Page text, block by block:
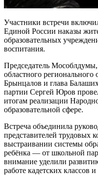
Участники встречи
Единой России наказы
образовательных
воспитания.
Председатель Мособлдумы,
областного
Брынцалов и глава
партии Сергей Юров
итогам реализации
образовательной сфере.
Встреча объединила
представителей трудовых
выстраивании системы
ребёнка — от школьной
внимание уделили
работе кадетских классов